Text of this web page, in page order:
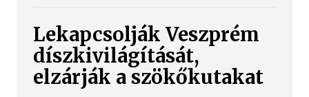
Lekapcsolják Veszprém
díszkivilágítását,
elzárják a szökőkutakat